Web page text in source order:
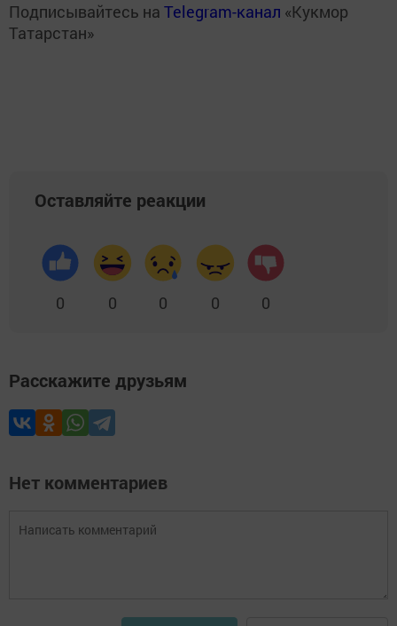
Подписывайтесь на Telegram-канал «Кукмор
Татарстан»
Оставляйте реакции
0 0 0 0 0
Расскажите друзьям
Нет комментариев